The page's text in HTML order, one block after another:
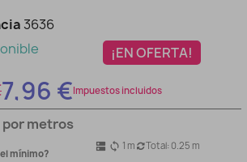
3636
¡EN OFERTA!
7,96 €Impuestos incluidos
metros
mínimo?
dns sync 1 m Total: 0.25 m